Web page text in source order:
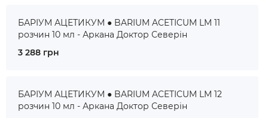
БАРІУМ АЦЕТИКУМ ● BARIUM ACETICUM LM 11
розчин 10 мл - Аркана Доктор Северін
3 288 грн
БАРІУМ АЦЕТИКУМ ● BARIUM ACETICUM LM 12
розчин 10 мл - Аркана Доктор Северін